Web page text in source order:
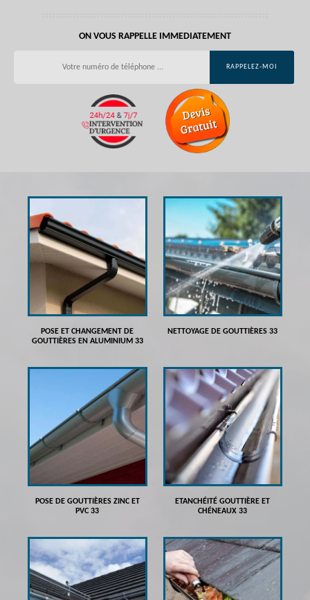
ON VOUS RAPPELLE IMMEDIATEMENT
POSE ET CHANGEMENT DE
GOUTTIÈRES EN ALUMINIUM 33
NETTOYAGE DE GOUTTIÈRES 33
POSE DE GOUTTIÈRES ZINC ET
PVC 33
ETANCHÉITÉ GOUTTIÈRE ET
CHÉNEAUX 33